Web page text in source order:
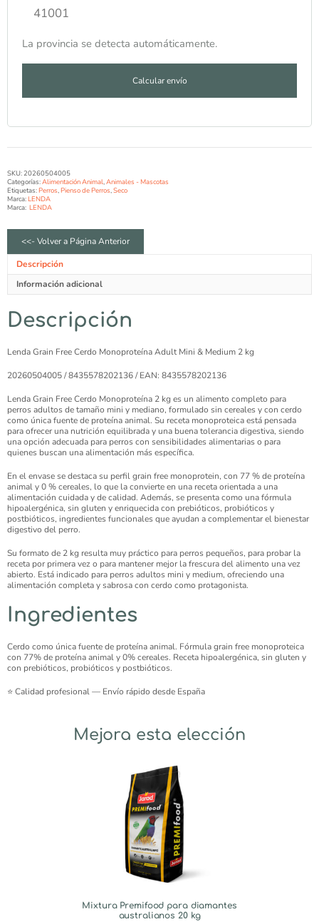
La provincia se detecta automáticamente.
Calcular envío
SKU:20260504005
Categorías:Alimentación Animal,Animales - Mascotas
Etiquetas:Perros,Pienso de Perros,Seco
Marca:LENDA
Marca: LENDA
<<- Volver a Página Anterior
Descripción
Información adicional
Descripción
Lenda Grain Free Cerdo Monoproteína Adult Mini & Medium 2 kg
20260504005 / 8435578202136 / EAN: 8435578202136
Lenda Grain Free Cerdo Monoproteína 2 kg es un alimento completo para
perros adultos de tamaño mini y mediano, formulado sin cereales y con cerdo
como única fuente de proteína animal. Su receta monoproteica está pensada
para ofrecer una nutrición equilibrada y una buena tolerancia digestiva, siendo
una opción adecuada para perros con sensibilidades alimentarias o para
quienes buscan una alimentación más específica.
En el envase se destaca su perfil grain free monoprotein, con 77 % de proteína
animal y 0 % cereales, lo que la convierte en una receta orientada a una
alimentación cuidada y de calidad. Además, se presenta como una fórmula
hipoalergénica, sin gluten y enriquecida con prebióticos, probióticos y
postbióticos, ingredientes funcionales que ayudan a complementar el bienestar
digestivo del perro.
Su formato de 2 kg resulta muy práctico para perros pequeños, para probar la
receta por primera vez o para mantener mejor la frescura del alimento una vez
abierto. Está indicado para perros adultos mini y medium, ofreciendo una
alimentación completa y sabrosa con cerdo como protagonista.
Ingredientes
Cerdo como única fuente de proteína animal. Fórmula grain free monoproteica
con 77% de proteína animal y 0% cereales. Receta hipoalergénica, sin gluten y
con prebióticos, probióticos y postbióticos.
⭐ Calidad profesional — Envío rápido desde España
Mejora esta elección
Mixtura Premifood para diamantes
australianos 20 kg